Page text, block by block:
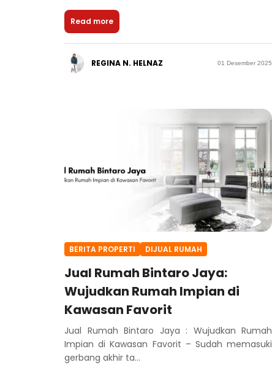
Read more
REGINA N. HELNAZ 01 Desember 2025
BERITA PROPERTI DIJUAL RUMAH
Jual Rumah Bintaro Jaya:
Wujudkan Rumah Impian di
Kawasan Favorit
Jual Rumah Bintaro Jaya : Wujudkan Rumah
Impian di Kawasan Favorit – Sudah memasuki
gerbang akhir ta...